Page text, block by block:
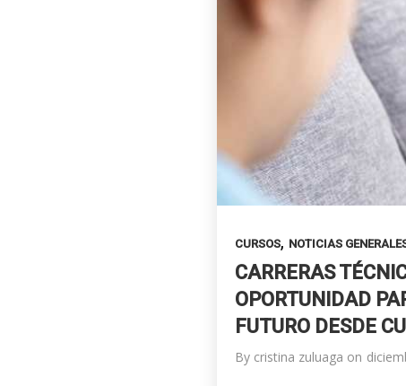
CURSOS, NOTICIAS
CARRERAS
OPORTUNIDAD
FUTURO DESDE
By cristina zuluaga on